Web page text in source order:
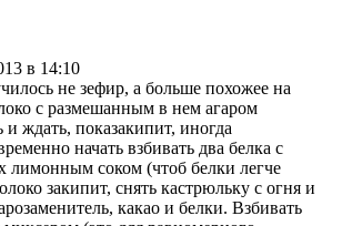
в 14:10
не зефир, а больше похожее на
с размешанным в нем агаром
и ждать, показакипит, иногда
начать взбивать два белка с
лимонным соком (чтоб белки легче
закипит, снять кастрюльку с огня и
какао и белки. Взбивать